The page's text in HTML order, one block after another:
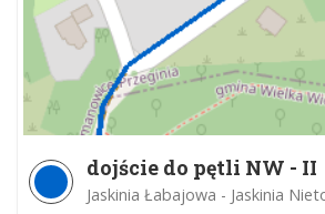
dojście do pętli NW - II
Jaskinia Łabajowa - Jaskinia